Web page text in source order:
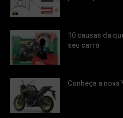
10 causas da
seu carro
Conheça a nova